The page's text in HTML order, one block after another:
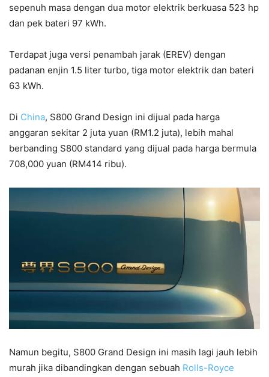
sepenuh masa dengan dua motor elektrik berkuasa 523 hp
dan pek bateri 97 kWh.
Terdapat juga versi penambah jarak (EREV) dengan
padanan enjin 1.5 liter turbo, tiga motor elektrik dan bateri
63 kWh.
Di China, S800 Grand Design ini dijual pada harga
anggaran sekitar 2 juta yuan (RM1.2 juta), lebih mahal
berbanding S800 standard yang dijual pada harga bermula
708,000 yuan (RM414 ribu).
Namun begitu, S800 Grand Design ini masih lagi jauh lebih
murah jika dibandingkan dengan sebuah Rolls-Royce